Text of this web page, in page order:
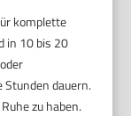
komplette
in 10 bis 20
dauern.
zu haben.